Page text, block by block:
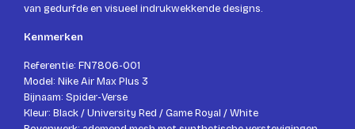
van gedurfde en visueel indrukwekkende designs.
Kenmerken
Referentie: FN7806-001
Model: Nike Air Max Plus 3
Bijnaam: Spider-Verse
Kleur: Black / University Red / Game Royal / White